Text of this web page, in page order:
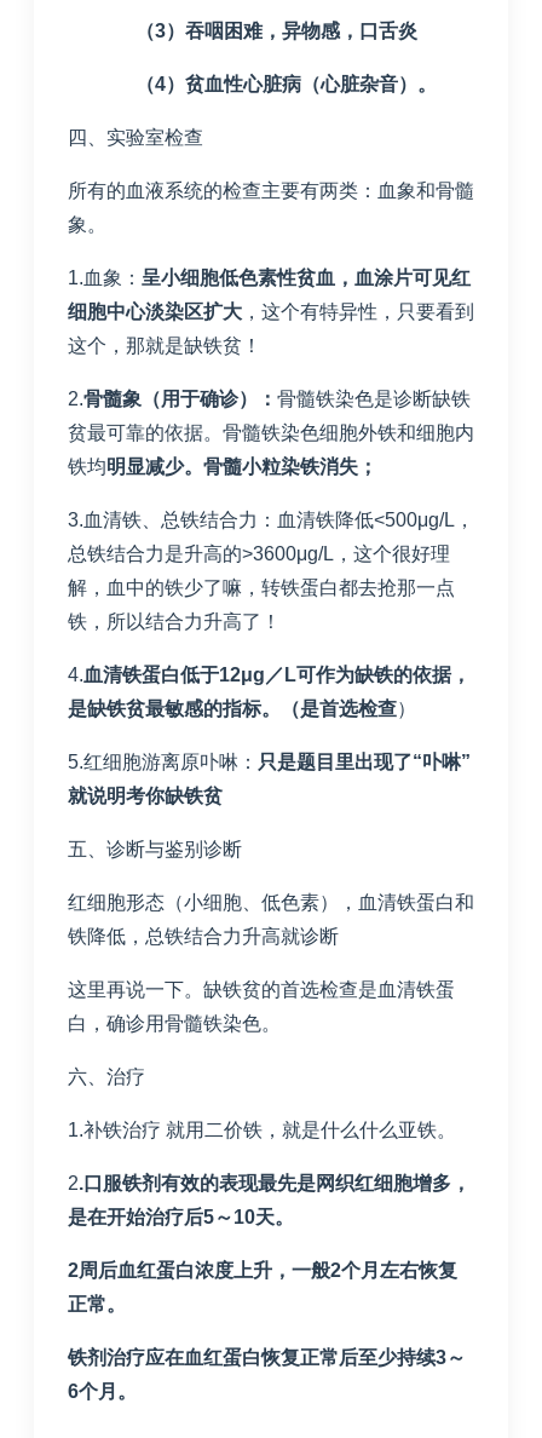
（3）吞咽困难，异物感，口舌炎
（4）贫血性心脏病（心脏杂音）。
四、实验室检查
所有的血液系统的检查主要有两类：血象和骨髓
象。
1.血象： 呈小细胞低色素性贫血，血涂片可见红
细胞中心淡染区扩大 ，这个有特异性，只要看到
这个，那就是缺铁贫！
2.骨髓象（用于确诊）： 骨髓铁染色是诊断缺铁
贫最可靠的依据。骨髓铁染色细胞外铁和细胞内
铁均明显减少。骨髓小粒染铁消失；
3.血清铁、总铁结合力：血清铁降低<500μg/L，
总铁结合力是升高的>3600μg/L，这个很好理
解，血中的铁少了嘛，转铁蛋白都去抢那一点
铁，所以结合力升高了！
4.血清铁蛋白低于12μg ／ L可作为缺铁的依据，
是缺铁贫最敏感的指标。（是首选检查）
5.红细胞游离原卟啉： 只是题目里出现了“卟啉”
就说明考你缺铁贫
五、诊断与鉴别诊断
红细胞形态（小细胞、低色素），血清铁蛋白和
铁降低，总铁结合力升高就诊断
这里再说一下。缺铁贫的首选检查是血清铁蛋
白，确诊用骨髓铁染色。
六、治疗
1.补铁治疗 就用二价铁，就是什么什么亚铁。
2.口服铁剂有效的表现最先是网织红细胞增多，
是在开始治疗后5～10天。
2周后血红蛋白浓度上升，一般2个月左右恢复
正常。
铁剂治疗应在血红蛋白恢复正常后至少持续3～
6个月。